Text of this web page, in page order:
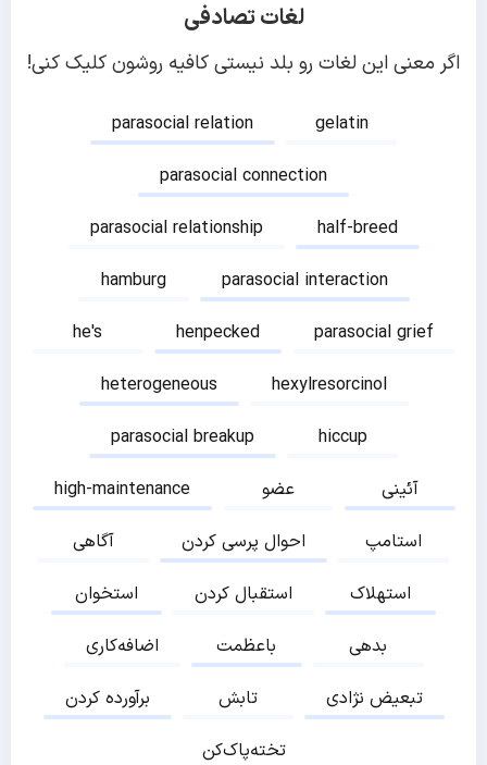
لغات تصادفی
اگر معنی این لغات رو بلد نیستی کافیه روشون کلیک کنی!
parasocial relation
gelatin
parasocial connection
parasocial relationship
half-breed
hamburg
parasocial interaction
he's
henpecked
parasocial grief
heterogeneous
hexylresorcinol
parasocial breakup
hiccup
high-maintenance
عضو
آئینی
آگاهی
احوال پرسی کردن
استامپ
استخوان
استقبال کردن
استهلاک
اضافه‌کاری
باعظمت
بدهی
برآورده کردن
تابش
تبعیض نژادی
تخته‌پاک‌کن